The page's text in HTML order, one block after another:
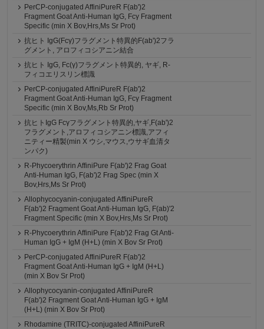
PerCP-conjugated AffiniPureR F(ab')2
Fragment Goat Anti-Human IgG, Fcγ Fragment
Specific (min X Bov,Hrs,Ms Sr Prot)
抗ヒト IgG(Fcγ)フラグメント特異的F(ab')2フラ
グメント, アロフィコシアニン結合
抗ヒト IgG, Fc(γ)フラグメント特異的, ヤギ, R-
フィコエリスリン標識
PerCP-conjugated AffiniPureR F(ab')2
Fragment Goat Anti-Human IgG, Fcγ Fragment
Specific (min X Bov,Ms,Rb Sr Prot)
抗ヒトIgG Fcγフラグメント特異的,ヤギ,F(ab')2
フラグメント,アロフィコシアニン標識,アフィ
ニティー精製(min X ウシ,マウス,ウサギ血清タ
ンパク)
R-Phycoerythrin AffiniPure F(ab')2 Frag Goat
Anti-Human IgG, F(ab')2 Frag Spec (min X
Bov,Hrs,Ms Sr Prot)
Allophycocyanin-conjugated AffiniPureR
F(ab')2 Fragment Goat Anti-Human IgG, F(ab)'2
Fragment Specific (min X Bov,Hrs,Ms Sr Prot)
R-Phycoerythrin AffiniPure F(ab')2 Frag Gt Anti-
Human IgG + IgM (H+L) (min X Bov Sr Prot)
PerCP-conjugated AffiniPureR F(ab')2
Fragment Goat Anti-Human IgG + IgM (H+L)
(min X Bov Sr Prot)
Allophycocyanin-conjugated AffiniPureR
F(ab')2 Fragment Goat Anti-Human IgG + IgM
(H+L) (min X Bov Sr Prot)
Rhodamine (TRITC)-conjugated AffiniPureR